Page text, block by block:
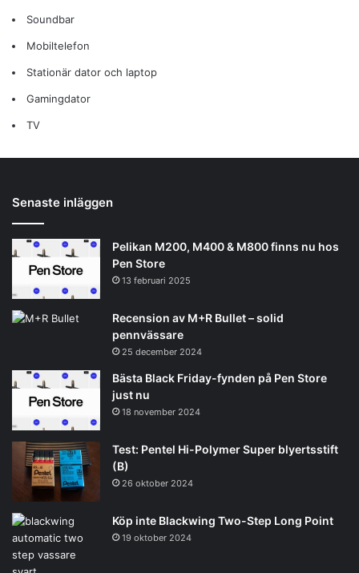
Soundbar
Mobiltelefon
Stationär dator och laptop
Gamingdator
TV
Senaste inläggen
Pelikan M200, M400 & M800 finns nu hos
Pen Store
13 februari 2025
Recension av M+R Bullet – solid
pennvässare
25 december 2024
Bästa Black Friday-fynden på Pen Store
just nu
18 november 2024
Test: Pentel Hi-Polymer Super blyertsstift
(B)
26 oktober 2024
Köp inte Blackwing Two-Step Long Point
19 oktober 2024